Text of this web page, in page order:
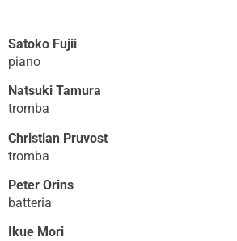
Satoko Fujii
piano
Natsuki Tamura
tromba
Christian Pruvost
tromba
Peter Orins
batteria
Ikue Mori